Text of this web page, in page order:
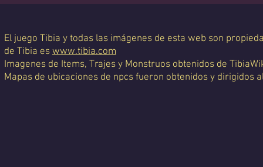
El juego Tibia y todas las imágenes de esta web son
de Tibia es www.tibia.com
Imagenes de Items, Trajes y Monstruos obtenidos de
Mapas de ubicaciones de npcs fueron obtenidos y dirigidos